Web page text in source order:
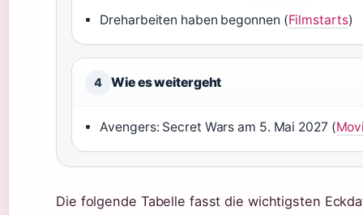
Dreharbeiten haben begonnen (Filmstarts)
4 Wie es weitergeht
Avengers: Secret Wars am 5. Mai 2027 (
Die folgende Tabelle fasst die wichtigsten